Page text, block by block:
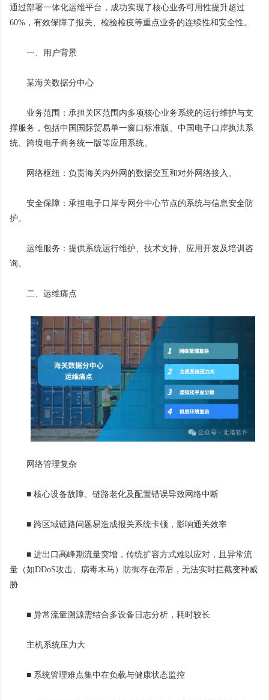
通过部署一体化运维平台，成功实现了核心业务可用性提升超过
60%，有效保障了报关、检验检疫等重点业务的连续性和安全性。
一、用户背景
某海关数据分中心
业务范围：承担关区范围内多项核心业务系统的运行维护与支
撑服务，包括中国国际贸易单一窗口标准版、中国电子口岸执法系
统、跨境电子商务统一版等应用系统。
网络枢纽：负责海关内外网的数据交互和对外网络接入。
安全保障：承担电子口岸专网分中心节点的系统与信息安全防
护。
运维服务：提供系统运行维护、技术支持、应用开发及培训咨
询。
二、运维痛点
网络管理复杂
■ 核心设备故障、链路老化及配置错误导致网络中断
■ 跨区域链路问题易造成报关系统卡顿，影响通关效率
■ 进出口高峰期流量突增，传统扩容方式难以应对，且异常流
量（如DDoS攻击、病毒木马）防御存在滞后，无法实时拦截变种威
胁
■ 异常流量溯源需结合多设备日志分析，耗时较长
主机系统压力大
■ 系统管理难点集中在负载与健康状态监控